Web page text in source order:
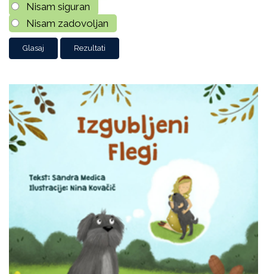
Nisam siguran
Nisam zadovoljan
Rezultati